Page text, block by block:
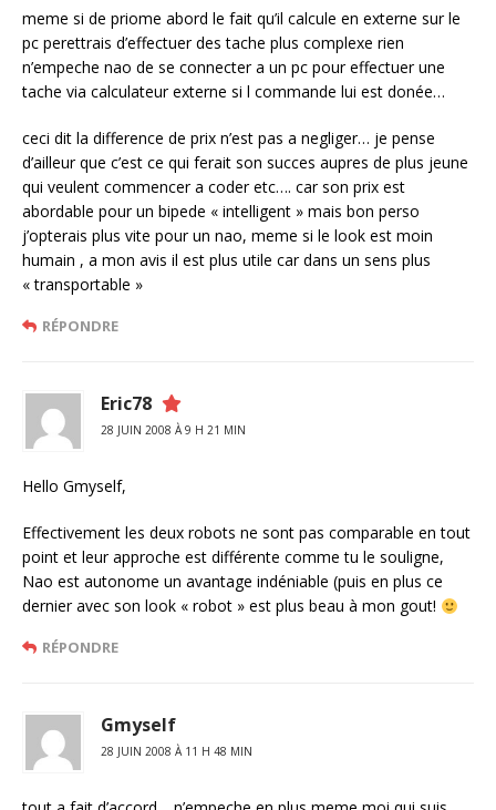
meme si de priome abord le fait qu’il calcule en externe sur le
pc perettrais d’effectuer des tache plus complexe rien
n’empeche nao de se connecter a un pc pour effectuer une
tache via calculateur externe si l commande lui est donée…
ceci dit la difference de prix n’est pas a negliger… je pense
d’ailleur que c’est ce qui ferait son succes aupres de plus jeune
qui veulent commencer a coder etc…. car son prix est
abordable pour un bipede « intelligent » mais bon perso
j’opterais plus vite pour un nao, meme si le look est moin
humain , a mon avis il est plus utile car dans un sens plus
« transportable »
RÉPONDRE
Eric78
28 JUIN 2008 À 9 H 21 MIN
Hello Gmyself,
Effectivement les deux robots ne sont pas comparable en tout
point et leur approche est différente comme tu le souligne,
Nao est autonome un avantage indéniable (puis en plus ce
dernier avec son look « robot » est plus beau à mon gout!
RÉPONDRE
Gmyself
28 JUIN 2008 À 11 H 48 MIN